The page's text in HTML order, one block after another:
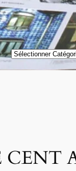
Catégories